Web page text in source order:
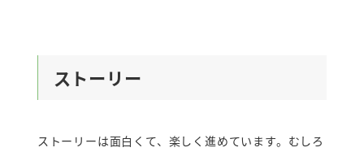
ストーリー
ストーリーは面白くて、楽しく進めています。むしろ